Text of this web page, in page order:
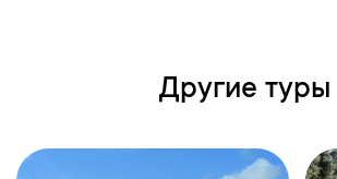
Другие туры